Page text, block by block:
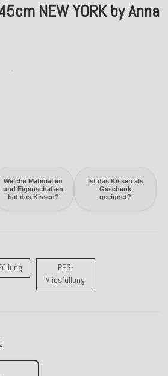
Welche Materialien
und Eigenschaften
hat das Kissen?
Ist das Kissen als
Geschenk
geeignet?
NEW YORK by Anna
ohne FüllungPES-
Vliesfüllung